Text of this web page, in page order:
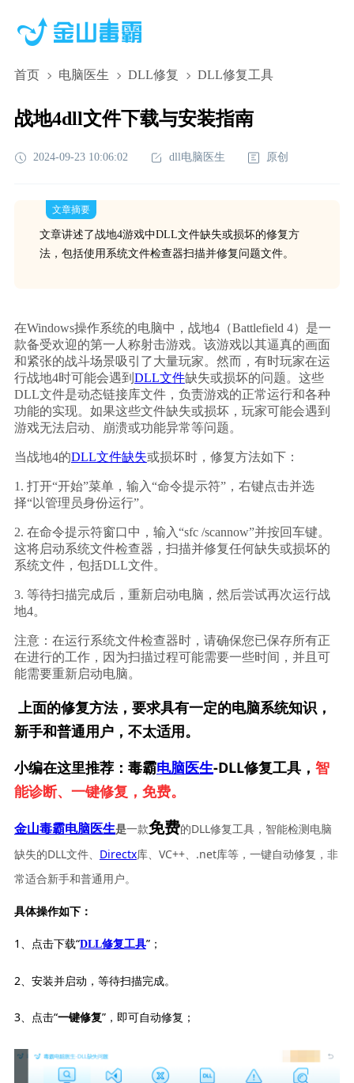
首页 电脑医生 DLL修复 DLL修复工具
战地4dll文件下载与安装指南
2024-09-23 10:06:02 dll电脑医生 原创
文章摘要
文章讲述了战地4游戏中DLL文件缺失或损坏的修复方
法，包括使用系统文件检查器扫描并修复问题文件。
在Windows操作系统的电脑中，战地4（Battlefield 4）是一
款备受欢迎的第一人称射击游戏。该游戏以其逼真的画面
和紧张的战斗场景吸引了大量玩家。然而，有时玩家在运
行战地4时可能会遇到 DLL文件缺失或损坏的问题。这些
DLL文件是动态链接库文件，负责游戏的正常运行和各种
功能的实现。如果这些文件缺失或损坏，玩家可能会遇到
游戏无法启动、崩溃或功能异常等问题。
当战地4的DLL文件缺失或损坏时，修复方法如下：
1. 打开“开始”菜单，输入“命令提示符”，右键点击并选
择“以管理员身份运行”。
2. 在命令提示符窗口中，输入“sfc /scannow”并按回车键。
这将启动系统文件检查器，扫描并修复任何缺失或损坏的
系统文件，包括DLL文件。
3. 等待扫描完成后，重新启动电脑，然后尝试再次运行战
地4。
注意：在运行系统文件检查器时，请确保您已保存所有正
在进行的工作，因为扫描过程可能需要一些时间，并且可
能需要重新启动电脑。
上面的修复方法，要求具有一定的电脑系统知识，
新手和普通用户，不太适用。
小编在这里推荐：毒霸电脑医生-DLL修复工具， 智
能诊断、一键修复，免费。
金山毒霸电脑医生是一款免费的DLL修复工具，智能检测电脑
缺失的DLL文件、 Directx库、VC++、.net库等，一键自动修复，非
常适合新手和普通用户。
具体操作如下：
1、点击下载“DLL修复工具”；
2、安装并启动，等待扫描完成。
3、点击“一键修复”，即可自动修复；